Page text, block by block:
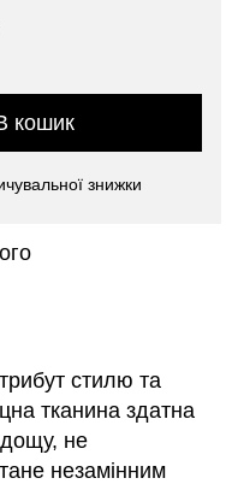
кошик
знижки
стилю та
тканина здатна
дощу, не
незамінним